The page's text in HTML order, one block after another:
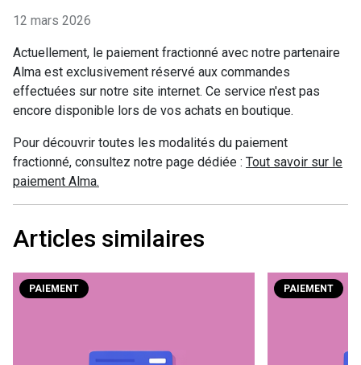
12 mars 2026
Actuellement, le paiement fractionné avec notre partenaire
Alma est exclusivement réservé aux commandes
effectuées sur notre site internet. Ce service n'est pas
encore disponible lors de vos achats en boutique.
Pour découvrir toutes les modalités du paiement
fractionné, consultez notre page dédiée : Tout savoir sur le
paiement Alma.
Articles similaires
PAIEMENT PAIEMENT